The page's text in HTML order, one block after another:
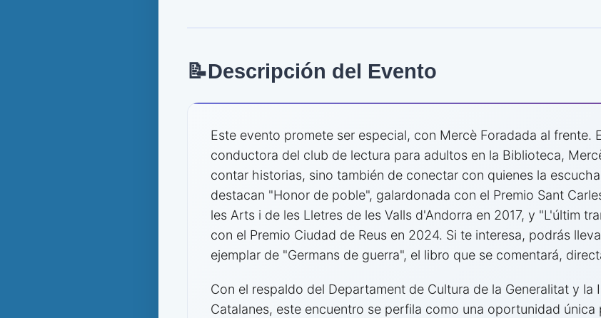
📝Descripción del Evento
Este evento promete ser especial, con Mercè Foradada al frente.
conductora del club de lectura para adultos en la Biblioteca,
contar historias, sino también de conectar con quienes la
destacan "Honor de poble", galardonada con el Premio Sant
les Arts i de les Lletres de les Valls d'Andorra en 2017, y "L'últim
con el Premio Ciudad de Reus en 2024. Si te interesa, podrás
ejemplar de "Germans de guerra", el libro que se comentará,
Con el respaldo del Departament de Cultura de la Generalitat y la
Catalanes, este encuentro se perfila como una oportunidad única